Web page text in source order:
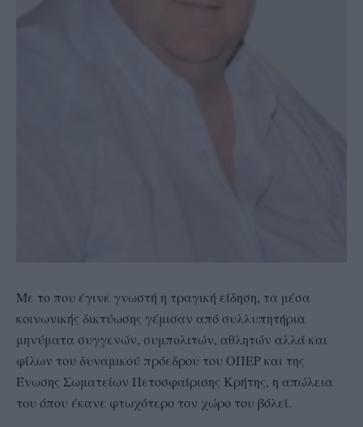
Με το που έγινε γνωστή η τραγική είδηση, τα μέσα
κοινωνικής δικτύωσης γέμισαν από συλλυπητήρια
μηνύματα συγγενών, συμπολιτών, αθλητών αλλά και
φίλων του δυναμικού πρόεδρου του ΟΠΕΡ και της
Ένωσης Σωματείων Πετοσφαίρισης Κρήτης, η απώλεια
του όπου έκανε φτωχότερο τον χώρο του βόλεϊ.